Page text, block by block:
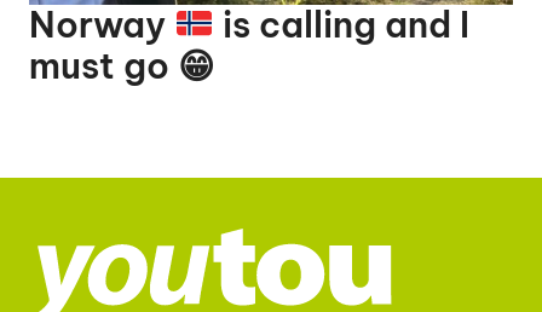
Norway
is calling and I
must go 😁